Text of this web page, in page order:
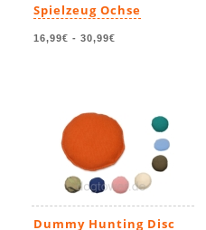
Spielzeug Ochse
16,99€ - 30,99€
Dummy Hunting Disc